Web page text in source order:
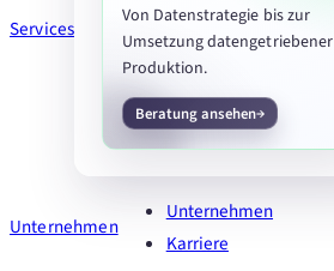
Services
Von Datenstrategie bis zur
Umsetzung datengetriebener
Produktion.
Beratung ansehen
Unternehmen
Unternehmen
Karriere